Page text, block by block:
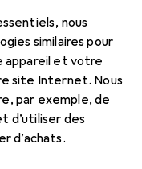
nous
similaires pour
appareil et votre
site Internet. Nous
par exemple, de
d’utiliser des
d’achats.